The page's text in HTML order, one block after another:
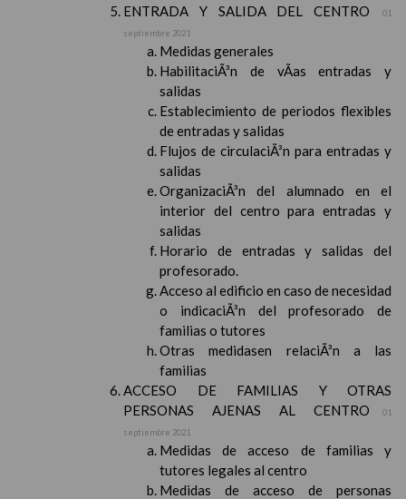
ENTRADA Y SALIDA DEL CENTRO
01
septiembre 2021
Medidas generales
HabilitaciÃ³n de vÃ­as entradas y
salidas
Establecimiento de periodos flexibles
de entradas y salidas
Flujos de circulaciÃ³n para entradas y
salidas
OrganizaciÃ³n del alumnado en el
interior del centro para entradas y
salidas
Horario de entradas y salidas del
profesorado.
Acceso al edificio en caso de necesidad
o indicaciÃ³n del profesorado de
familias o tutores
Otras medidasen relaciÃ³n a las
familias
ACCESO DE FAMILIAS Y OTRAS
PERSONAS AJENAS AL CENTRO
01
septiembre 2021
Medidas de acceso de familias y
tutores legales al centro
Medidas de acceso de personas